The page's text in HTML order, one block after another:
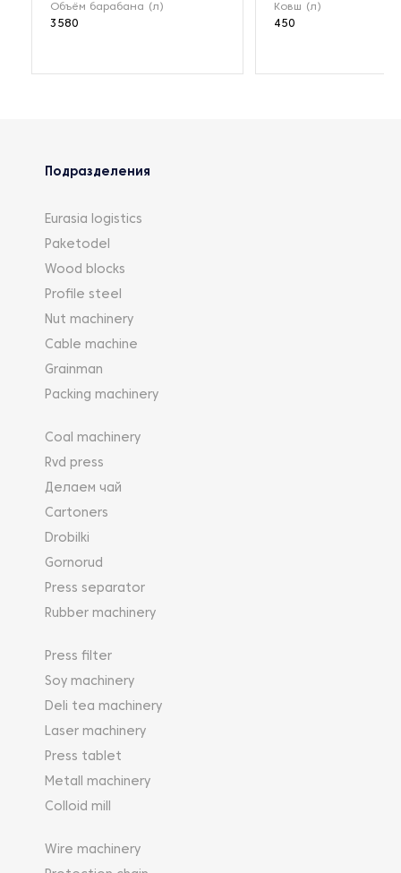
Объём барабана (л)
3580
Ковш (л)
450
Подразделения
Eurasia logistics
Paketodel
Wood blocks
Profile steel
Nut machinery
Cable machine
Grainman
Packing machinery
Coal machinery
Rvd press
Делаем чай
Cartoners
Drobilki
Gornorud
Press separator
Rubber machinery
Press filter
Soy machinery
Deli tea machinery
Laser machinery
Press tablet
Metall machinery
Colloid mill
Wire machinery